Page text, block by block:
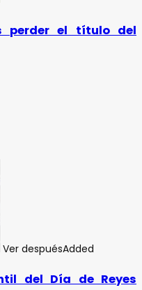
perder el título del
Ver despuésAdded
del Día de Reyes